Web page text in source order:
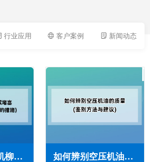
行业应用 客户案例 新闻动态
如何防止空压机柳絮堵塞(防止空压机柳絮堵塞的措施) 如何辨别空压机油的质量(鉴别方法与建议)